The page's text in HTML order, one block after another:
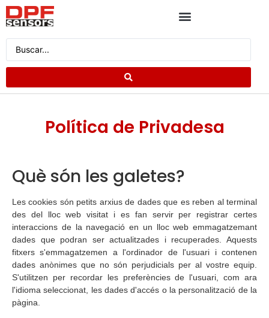
Política de Privadesa
Què són les galetes?
Les cookies són petits arxius de dades que es reben al terminal
des del lloc web visitat i es fan servir per registrar certes
interaccions de la navegació en un lloc web emmagatzemant
dades que podran ser actualitzades i recuperades. Aquests
fitxers s'emmagatzemen a l'ordinador de l'usuari i contenen
dades anònimes que no són perjudicials per al vostre equip.
S'utilitzen per recordar les preferències de l'usuari, com ara
l'idioma seleccionat, les dades d'accés o la personalització de la
pàgina.